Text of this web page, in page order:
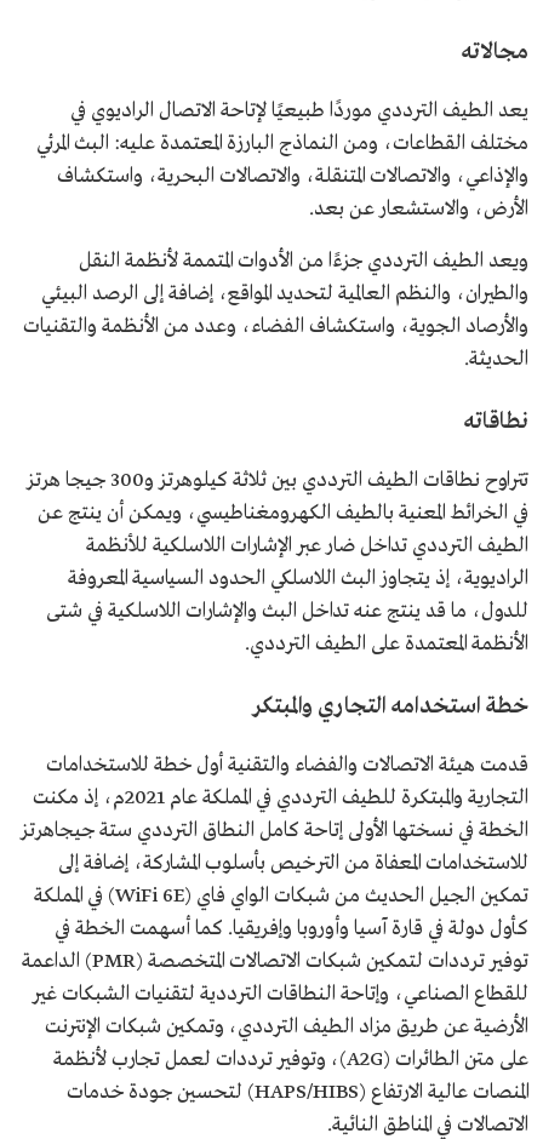
مجالاته
يعد الطيف الترددي موردًا طبيعيًا لإتاحة الاتصال الراديوي في
مختلف القطاعات، ومن النماذج البارزة المعتمدة عليه: البث المرئي
والإذاعي، والاتصالات المتنقلة، والاتصالات البحرية، واستكشاف
الأرض، والاستشعار عن بعد.
ويعد الطيف الترددي جزءًا من الأدوات المتممة لأنظمة النقل
والطيران، والنظم العالمية لتحديد المواقع، إضافة إلى الرصد البيئي
والأرصاد الجوية، واستكشاف الفضاء، وعدد من الأنظمة والتقنيات
الحديثة.
نطاقاته
تتراوح نطاقات الطيف الترددي بين ثلاثة كيلوهرتز و300 جيجا هرتز
في الخرائط المعنية بالطيف الكهرومغناطيسي، ويمكن أن ينتج عن
الطيف الترددي تداخل ضار عبر الإشارات اللاسلكية للأنظمة
الراديوية، إذ يتجاوز البث اللاسلكي الحدود السياسية المعروفة
للدول، ما قد ينتج عنه تداخل البث والإشارات اللاسلكية في شتى
الأنظمة المعتمدة على الطيف الترددي.
خطة استخدامه التجاري والمبتكر
قدمت هيئة الاتصالات والفضاء والتقنية أول خطة للاستخدامات
التجارية والمبتكرة للطيف الترددي في المملكة عام 2021م، إذ مكنت
الخطة في نسختها الأولى إتاحة كامل النطاق الترددي ستة جيجاهرتز
للاستخدامات المعفاة من الترخيص بأسلوب المشاركة، إضافة إلى
تمكين الجيل الحديث من شبكات الواي فاي (WiFi 6E) في المملكة
كأول دولة في قارة آسيا وأوروبا وإفريقيا. كما أسهمت الخطة في
توفير ترددات لتمكين شبكات الاتصالات المتخصصة (PMR) الداعمة
للقطاع الصناعي، وإتاحة النطاقات الترددية لتقنيات الشبكات غير
الأرضية عن طريق مزاد الطيف الترددي، وتمكين شبكات الإنترنت
على متن الطائرات (A2G)، وتوفير ترددات لعمل تجارب لأنظمة
المنصات عالية الارتفاع (HAPS/HIBS) لتحسين جودة خدمات
الاتصالات في المناطق النائية.